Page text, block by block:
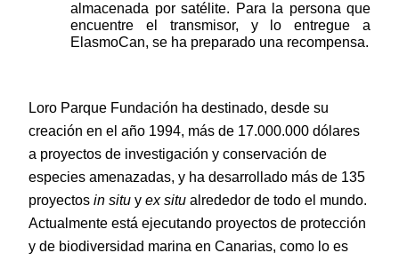
almacenada por satélite. Para la persona que
encuentre el transmisor, y lo entregue a
Loro Parque Fundación ha destinado, desde su
creación en el año 1994, más de 17.000.000 dólares
a proyectos de investigación y conservación de
especies amenazadas, y ha desarrollado más de 135
proyectos in situ y ex situ alrededor de todo el mundo.
Actualmente está ejecutando proyectos de protección
y de biodiversidad marina en Canarias, como lo es